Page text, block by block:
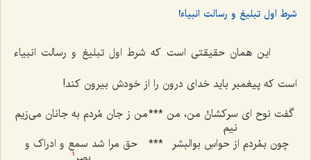
شرط اول تبلیغ و رسالت انبیاء!
این همان حقیقتی است که شرط اول تبلیغ و رسالت انبیاء
است که پیغمبر باید خدای درون را از خودش بیرون کند!
گفت نوح ای سرکشانْ من، من
نیم
***من ز جان مُردم به جانان می‌زیم
چون بمُردم از حواسِ بوالبشر ***
حق مرا شد سمع و ادراک و
1